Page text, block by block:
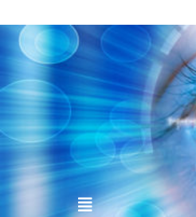
to
contentvinivida.lk